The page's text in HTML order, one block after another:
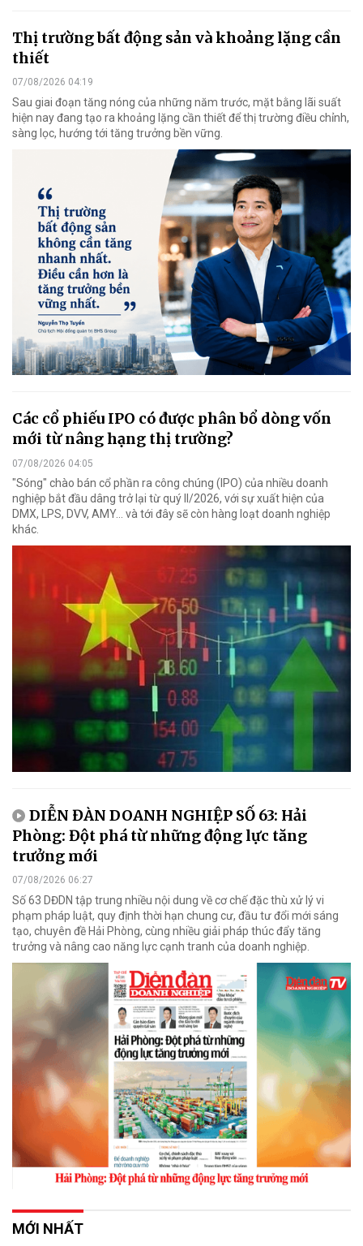
Thị trường bất động sản và khoảng lặng cần
thiết
07/08/2026 04:19
Sau giai đoạn tăng nóng của những năm trước, mặt bằng lãi suất
hiện nay đang tạo ra khoảng lặng cần thiết để thị trường điều chỉnh,
sàng lọc, hướng tới tăng trưởng bền vững.
Các cổ phiếu IPO có được phân bổ dòng vốn
mới từ nâng hạng thị trường?
07/08/2026 04:05
"Sóng" chào bán cổ phần ra công chúng (IPO) của nhiều doanh
nghiệp bắt đầu dâng trở lại từ quý II/2026, với sự xuất hiện của
DMX, LPS, DVV, AMY... và tới đây sẽ còn hàng loạt doanh nghiệp
khác.
DIỄN ĐÀN DOANH NGHIỆP SỐ 63: Hải
Phòng: Đột phá từ những động lực tăng
trưởng mới
07/08/2026 06:27
Số 63 DĐDN tập trung nhiều nội dung về cơ chế đặc thù xử lý vi
phạm pháp luật, quy định thời hạn chung cư, đầu tư đổi mới sáng
tạo, chuyên đề Hải Phòng, cùng nhiều giải pháp thúc đẩy tăng
trưởng và nâng cao năng lực cạnh tranh của doanh nghiệp.
MỚI NHẤT